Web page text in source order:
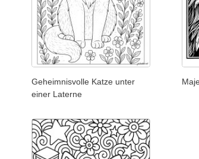
Geheimnisvolle Katze unter
einer Laterne